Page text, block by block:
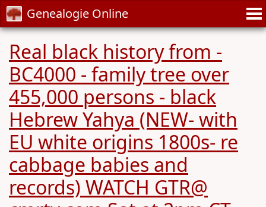
Genealogie Online
Real black history from -
BC4000 - family tree over
455,000 persons - black
Hebrew Yahya (NEW- with
EU white origins 1800s- re
cabbage babies and
records) WATCH GTR@